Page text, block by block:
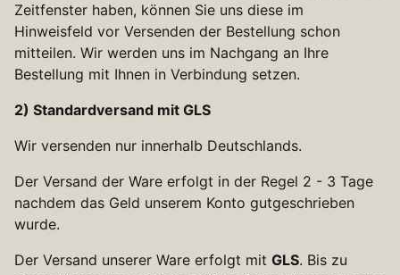
Zeitfenster haben, können Sie uns diese im
Hinweisfeld vor Versenden der Bestellung schon
mitteilen. Wir werden uns im Nachgang an Ihre
Bestellung mit Ihnen in Verbindung setzen.
2) Standardversand mit GLS
Wir versenden nur innerhalb Deutschlands.
Der Versand der Ware erfolgt in der Regel 2 - 3 Tage
nachdem das Geld unserem Konto gutgeschrieben
wurde.
Der Versand unserer Ware erfolgt mit GLS. Bis zu